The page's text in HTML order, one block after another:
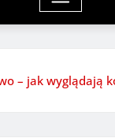
– jak wyglądają